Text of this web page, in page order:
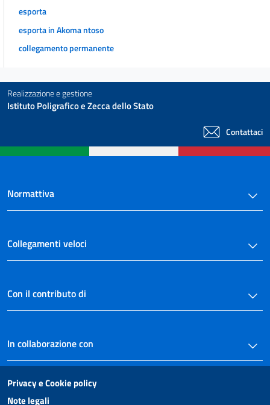
esporta
esporta in Akoma ntoso
collegamento permanente
Realizzazione e gestione
Istituto Poligrafico e Zecca dello Stato
Contattaci
Normattiva
Collegamenti veloci
Con il contributo di
In collaborazione con
Privacy e Cookie policy
Note legali